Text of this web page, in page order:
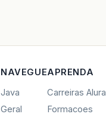
NAVEGUE
Java
Geral
APRENDA
Carreiras Alura
Formacoes